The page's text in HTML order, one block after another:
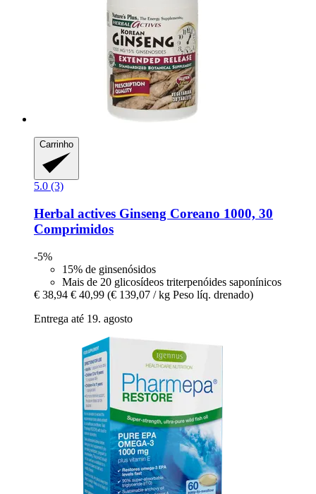
Carrinho
5.0 (3)
Herbal actives Ginseng Coreano 1000, 30
Comprimidos
-5%
15% de ginsenósidos
Mais de 20 glicosídeos triterpenóides saponínicos
€ 38,94 € 40,99 (€ 139,07 / kg Peso líq. drenado)
Entrega até 19. agosto